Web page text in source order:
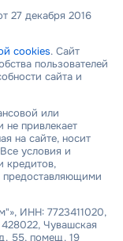
27 декабря 2016
cookies. Сайт
пользователей
сайта и
или
не привлекает
на сайте, носит
условия и
кредитов,
предоставляющими
ИНН: 7723411020,
Чувашская
55, помещ. 19